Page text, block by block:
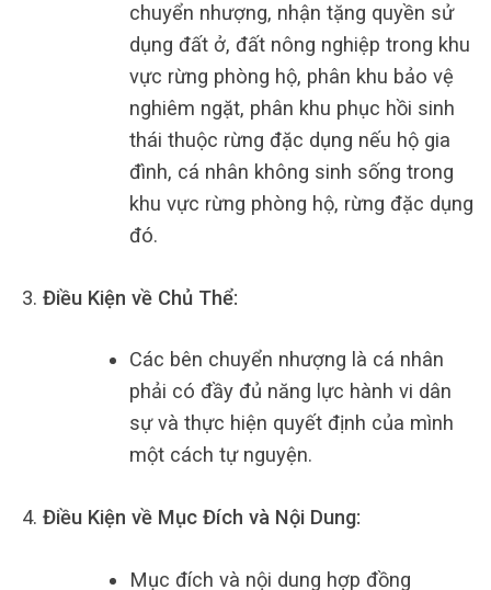
chuyển nhượng, nhận tặng quyền sử
dụng đất ở, đất nông nghiệp trong khu
vực rừng phòng hộ, phân khu bảo vệ
nghiêm ngặt, phân khu phục hồi sinh
thái thuộc rừng đặc dụng nếu hộ gia
đình, cá nhân không sinh sống trong
khu vực rừng phòng hộ, rừng đặc dụng
đó.
Điều Kiện về Chủ Thể:
Các bên chuyển nhượng là cá nhân
phải có đầy đủ năng lực hành vi dân
sự và thực hiện quyết định của mình
một cách tự nguyện.
Điều Kiện về Mục Đích và Nội Dung:
Mục đích và nội dung hợp đồng